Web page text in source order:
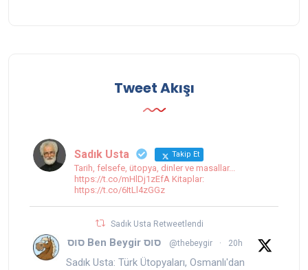
Tweet Akışı
Sadık Usta Takip Et
Tarih, felsefe, ütopya, dinler ve masallar...
https://t.co/mHlDj1zEfA Kitaplar:
https://t.co/6ItLl4zGGz
Sadık Usta Retweetlendi
סוס Ben Beygir סוס @thebeygir · 20h
Sadık Usta: Türk Ütopyaları, Osmanlı'dan